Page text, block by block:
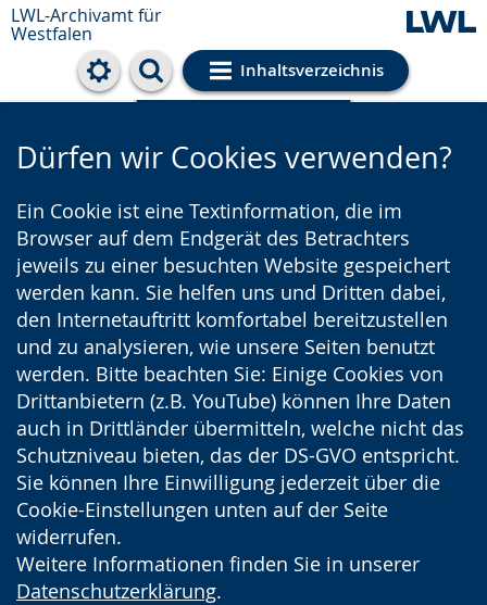
LWL-Archivamt für
Westfalen
Inhaltsverzeichnis
Cookie-Einstellungen
Dürfen wir Cookies verwenden?
Ein Cookie ist eine Textinformation, die im
Browser auf dem Endgerät des Betrachters
jeweils zu einer besuchten Website gespeichert
werden kann. Sie helfen uns und Dritten dabei,
den Internetauftritt komfortabel bereitzustellen
und zu analysieren, wie unsere Seiten benutzt
werden. Bitte beachten Sie: Einige Cookies von
Drittanbietern (z.B. YouTube) können Ihre Daten
auch in Drittländer übermitteln, welche nicht das
Schutzniveau bieten, das der DS-GVO entspricht.
Sie können Ihre Einwilligung jederzeit über die
Cookie-Einstellungen unten auf der Seite
widerrufen.
Weitere Informationen finden Sie in unserer
Datenschutzerklärung.